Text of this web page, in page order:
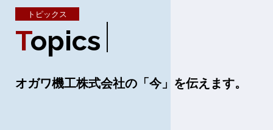
トピックス
TOPICS
オガワ機工株式会社の「今」を伝えます。